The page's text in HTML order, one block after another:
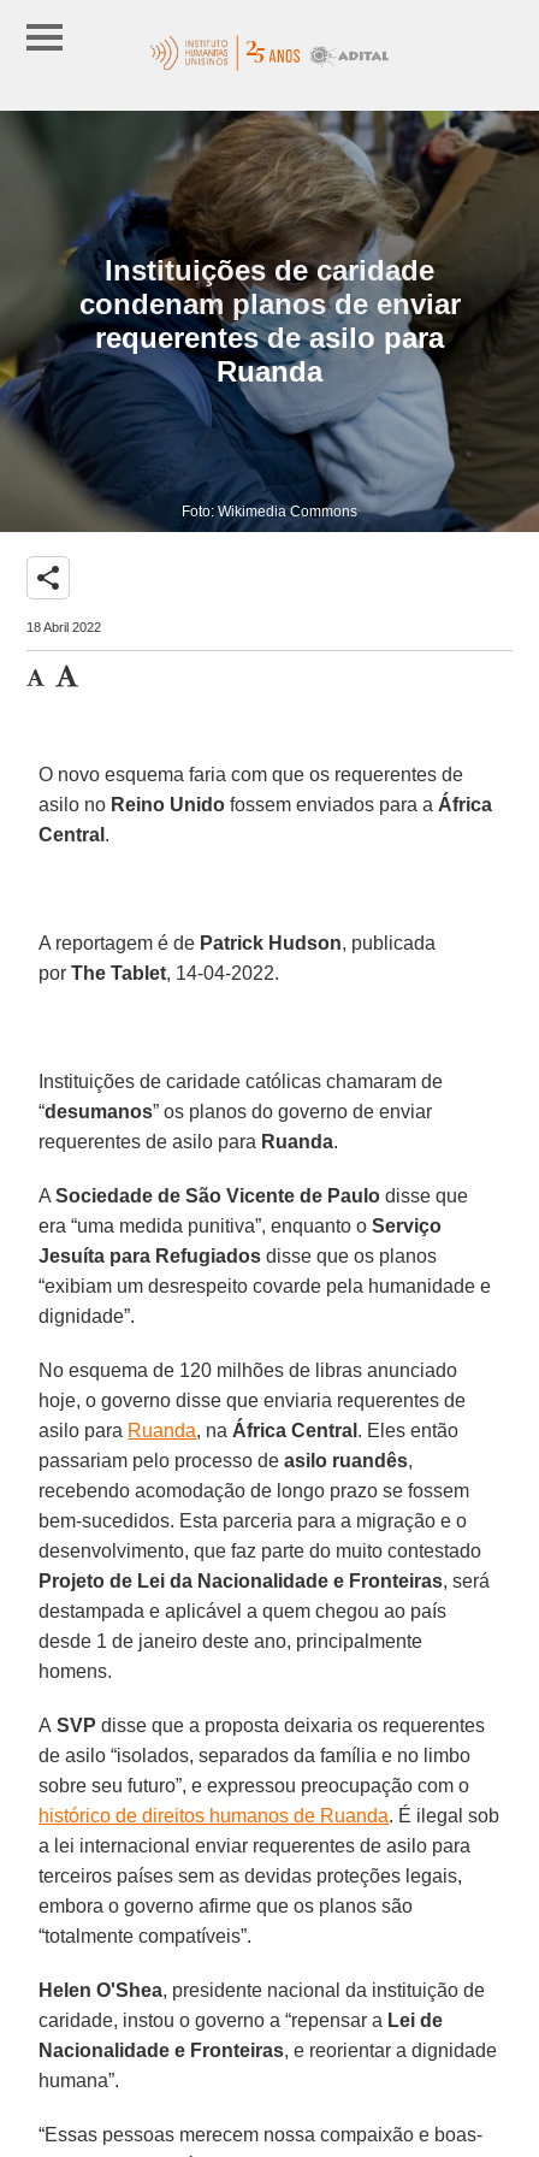
Instituições de caridade
condenam planos de enviar
requerentes de asilo para
Ruanda
Foto: Wikimedia Commons
share
18 Abril 2022
O novo esquema faria com que os requerentes de
asilo no Reino Unido fossem enviados para a África
Central .
A reportagem é de Patrick Hudson, publicada
porThe Tablet, 14-04-2022.
Instituições de caridade católicas chamaram de
“desumanos” os planos do governo de enviar
requerentes de asilo para Ruanda.
ASociedade de São Vicente de Paulo disse que
era “uma medida punitiva”, enquanto oServiço
Jesuíta para Refugiados disse que os planos
“exibiam um desrespeito covarde pela humanidade e
dignidade”.
No esquema de 120 milhões de libras anunciado
hoje, o governo disse que enviaria requerentes de
asilo para Ruanda, na África Central . Eles então
passariam pelo processo deasilo ruandês,
recebendo acomodação de longo prazo se fossem
bem-sucedidos. Esta parceria para a migração e o
desenvolvimento, que faz parte do muito contestado
Projeto de Lei da Nacionalidade e Fronteiras, será
destampada e aplicável a quem chegou ao país
desde 1 de janeiro deste ano, principalmente
homens.
ASVP disse que a proposta deixaria os requerentes
de asilo “isolados, separados da família e no limbo
sobre seu futuro”, e expressou preocupação com o
histórico de direitos humanos de Ruanda. É ilegal sob
a lei internacional enviar requerentes de asilo para
terceiros países sem as devidas proteções legais,
embora o governo afirme que os planos são
“totalmente compatíveis”.
Helen O'Shea, presidente nacional da instituição de
caridade, instou o governo a “repensar a Lei de
Nacionalidade e Fronteiras, e reorientar a dignidade
humana”.
“Essas pessoas merecem nossa compaixão e boas-